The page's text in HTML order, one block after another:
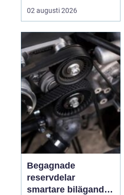
vardag utan att dra ut på
processen i flera
intensivkurs körkort
Falkenberg geren tydlig
struktur,...
02 augusti 2026
Begagnade
reservdelar
smartare bilägande